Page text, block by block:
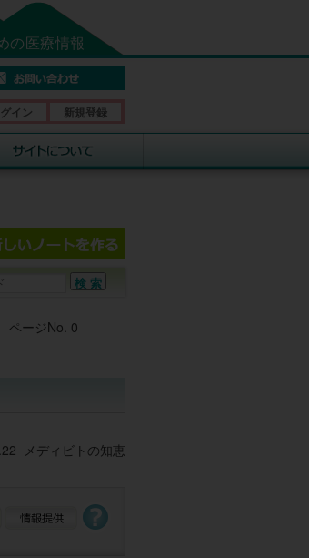
の医療情報
イン 新規登録
ページNo. 0
メディビトの知恵